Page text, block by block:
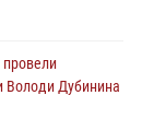
день
Володи Дубинина